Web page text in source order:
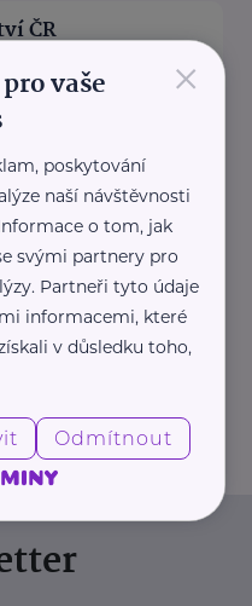
ČR
2 ×
vaše
poskytování
naší návštěvnosti
o tom, jak
svými partnery pro
Partneři tyto údaje
informacemi, které
v důsledku toho,
Odmítnout